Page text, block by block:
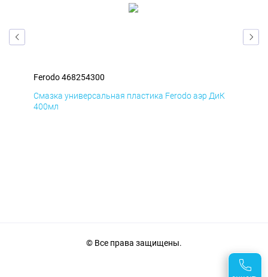
Ferodo 468254300
Смазка универсальная пластика Ferodo аэр ДиК
400мл
© Все права защищены.